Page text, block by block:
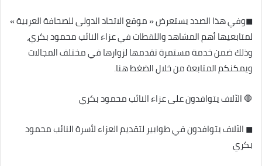
◼وفي هذا الصدد يستعرض « موقع الاتحاد الدولى للصحافة العربية »
لمتابعيها أهم المشاهد واللقطات في عزاء النائب محمود بكري،
وذلك ضمن خدمة مستمرة تقدمها لزوارها في مختلف المجالات
ويمكنكم المتابعة من خلال الضغط هنا.
🛑 الآلاف يتوافدون على عزاء النائب محمود بكري
◼ الآلاف يتوافدون في طوابير لتقديم العزاء لأسرة النائب محمود
بكري